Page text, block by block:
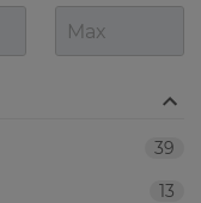
39
13